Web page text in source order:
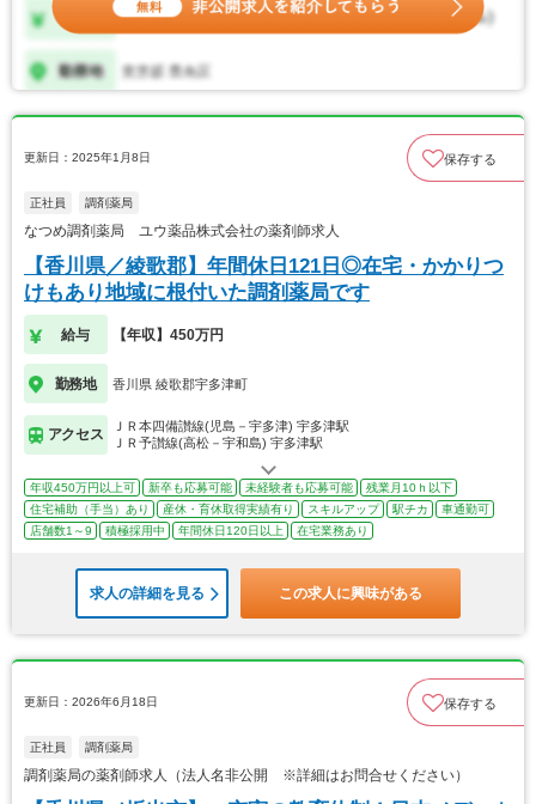
更新日：2025年1月8日 保存する
正社員 調剤薬局
なつめ調剤薬局 ユウ薬品株式会社の薬剤師求人
【香川県／綾歌郡】年間休日121日◎在宅・かかりつ
けもあり地域に根付いた調剤薬局です
給与 【年収】450万円
勤務地 香川県 綾歌郡宇多津町
アクセス
ＪＲ本四備讃線(児島－宇多津) 宇多津駅
ＪＲ予讃線(高松－宇和島) 宇多津駅
年収450万円以上可 新卒も応募可能 未経験者も応募可能
残業月10ｈ以下
住宅補助（手当）あり
産休・育休取得実績有り スキルアップ 駅チカ
車通勤可
店舗数1～9
積極採用中 年間休日120日以上 在宅業務あり
求人の詳細を見る この求人に興味がある
更新日：2026年6月18日 保存する
正社員 調剤薬局
調剤薬局の薬剤師求人（法人名非公開 ※詳細はお問合せください）